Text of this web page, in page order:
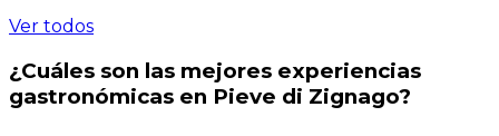
Ver todos
¿Cuáles son las mejores experiencias
gastronómicas en Pieve di Zignago?